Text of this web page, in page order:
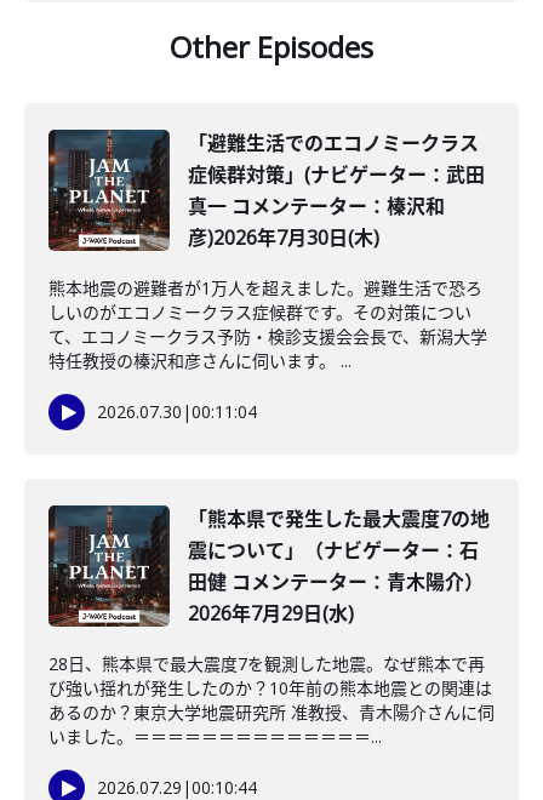
Other Episodes
「避難生活でのエコノミークラス
症候群対策」(ナビゲーター：武田
真一 コメンテーター：榛沢和
彦)2026年7月30日(木)
熊本地震の避難者が1万人を超えました。避難生活で恐ろ
しいのがエコノミークラス症候群です。その対策につい
て、エコノミークラス予防・検診支援会会長で、新潟大学
特任教授の榛沢和彦さんに伺います。 ...
2026.07.30 |00:11:04
「熊本県で発生した最大震度7の地
震について」（ナビゲーター：石
田健 コメンテーター：青木陽介）
2026年7月29日(水)
28日、熊本県で最大震度7を観測した地震。なぜ熊本で再
び強い揺れが発生したのか？10年前の熊本地震との関連は
あるのか？東京大学地震研究所 准教授、青木陽介さんに伺
いました。＝＝＝＝＝＝＝＝＝＝＝＝＝＝...
2026.07.29 |00:10:44